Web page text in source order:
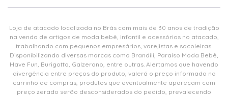
Loja de atacado localizada no Brás com mais de 30 anos de tradição
na venda de artigos de moda bebê, infantil e acessórios no atacado,
trabalhando com pequenos empresários, varejistas e sacoleiras.
Disponibilizando diversas marcas como Brandili, Paraíso Moda Bebê,
Have Fun, Burigotto, Galzerano, entre outras. Alertamos que havendo
divergência entre preços do produto, valerá o preço informado no
carrinho de compras, produtos que eventualmente apareçam com
preço zerado serão desconsiderados do pedido, prevalecendo